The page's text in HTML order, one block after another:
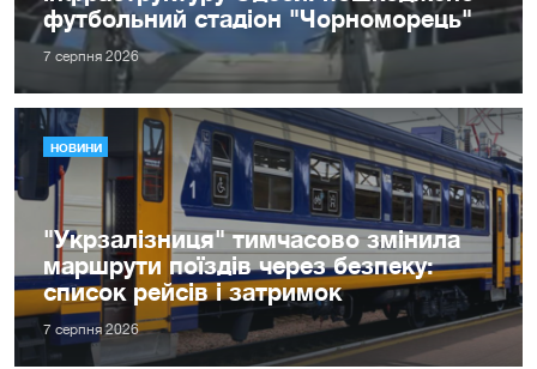
футбольний стадіон "Чорноморець"
7 серпня 2026
НОВИНИ
"Укрзалізниця" тимчасово змінила
маршрути поїздів через безпеку:
список рейсів і затримок
7 серпня 2026